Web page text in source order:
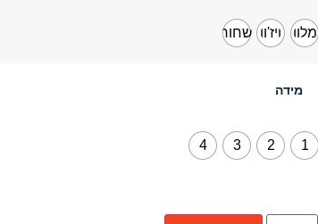
מלון ויז'ון שחור
מידה
1
2
3
4